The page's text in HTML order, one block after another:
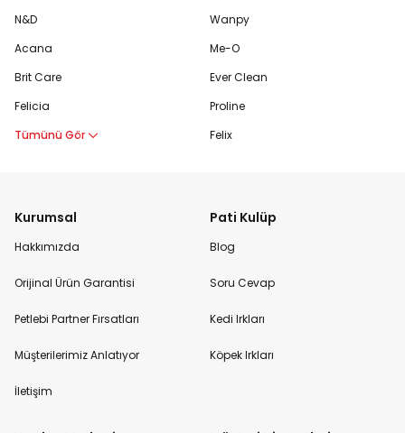
N&D
Acana
Brit Care
Felicia
Tümünü Gör
Wanpy
Me-O
Ever Clean
Proline
Felix
Kurumsal
Hakkımızda
Orijinal Ürün Garantisi
Petlebi Partner Fırsatları
Müşterilerimiz Anlatıyor
İletişim
Pati Kulüp
Blog
Soru Cevap
Kedi Irkları
Köpek Irkları